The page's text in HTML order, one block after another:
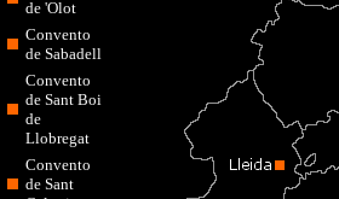
de 'Olot
Convento
de Sabadell
Convento
de Sant Boi
de
Llobregat
Convento
de Sant